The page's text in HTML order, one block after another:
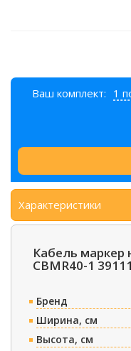
Ваш комплект: 1
Характеристики
Кабель маркер
CBMR40-1 39111
Бренд
Ширина, см
Высота, см